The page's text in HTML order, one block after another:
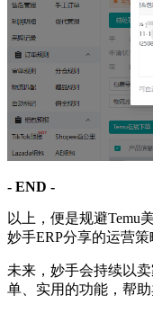
- END -
以上，便是规避Temu
妙手ERP分享的运营策
未来，妙手会持续以
单、实用的功能，帮